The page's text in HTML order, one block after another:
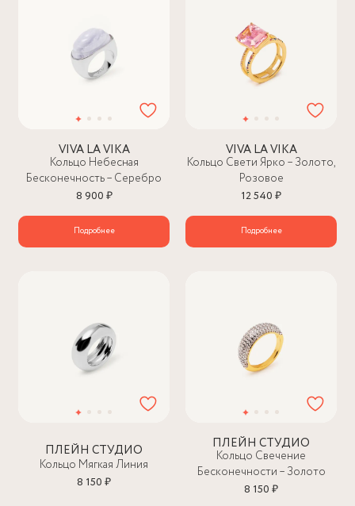
VIVA LA VIKA
Кольцо Небесная
Бесконечность – Серебро
8 900 ₽
Подробнее
VIVA LA VIKA
Кольцо Свети Ярко – Золото,
Розовое
12 540 ₽
Подробнее
ПЛЕЙН СТУДИО
Кольцо Мягкая Линия
8 150 ₽
ПЛЕЙН СТУДИО
Кольцо Свечение
Бесконечности – Золото
8 150 ₽